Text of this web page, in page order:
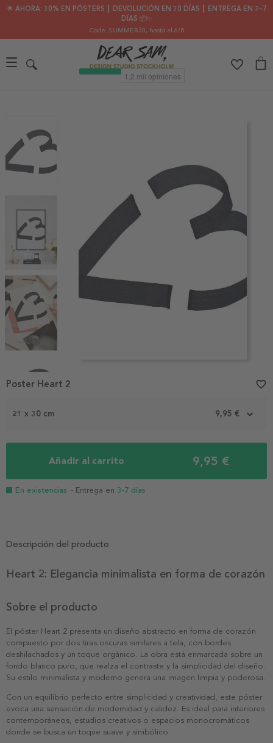
🌟 AHORA: 30% EN PÓSTERS ┃ DEVOLUCIÓN EN 30 DÍAS ┃ ENTREGA EN 2–7
DÍAS 📦✨
Code: SUMMER30, hasta el 6/8
1
21 x 30 cm 9,95 €
Añadir al carrito 9,95 €
En existencias - Entrega en 3-7 días
Poster Heart 2 favorite_border
Descripción del producto
Heart 2: Elegancia minimalista en forma de corazón
Sobre el producto
El póster Heart 2 presenta un diseño abstracto en forma de corazón
compuesto por dos tiras oscuras similares a tela, con bordes
deshilachados y un toque orgánico. La obra está enmarcada sobre un
fondo blanco puro, que realza el contraste y la simplicidad del diseño.
Su estilo minimalista y moderno genera una imagen limpia y poderosa.
Con un equilibrio perfecto entre simplicidad y creatividad, este póster
evoca una sensación de modernidad y calidez. Es ideal para interiores
contemporáneos, estudios creativos o espacios monocromáticos
donde se busca un toque suave y simbólico.